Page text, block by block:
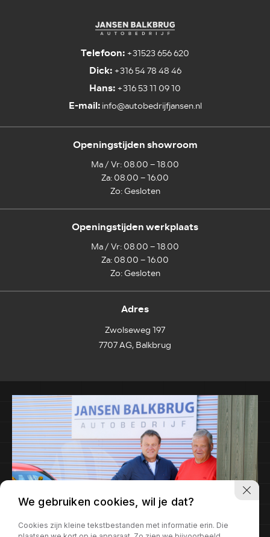
Telefoon: +31523 656 620
Dick:+316 54 78 48 46
Hans: +316 53 11 09 10
E-mail:info@autobedrijfjansen.nl
Openingstijden showroom
Ma / Vr: 08.00 – 18.00
Za: 08.00 – 16.00
Zo: Gesloten
Openingstijden werkplaats
Ma / Vr: 08.00 – 18.00
Za: 08.00 – 16.00
Zo: Gesloten
Adres
Zwolseweg 197
7707 AG, Balkbrug
We gebruiken cookies, wil je dat?
Cookies zijn kleine tekstbestanden met informatie erin. Die